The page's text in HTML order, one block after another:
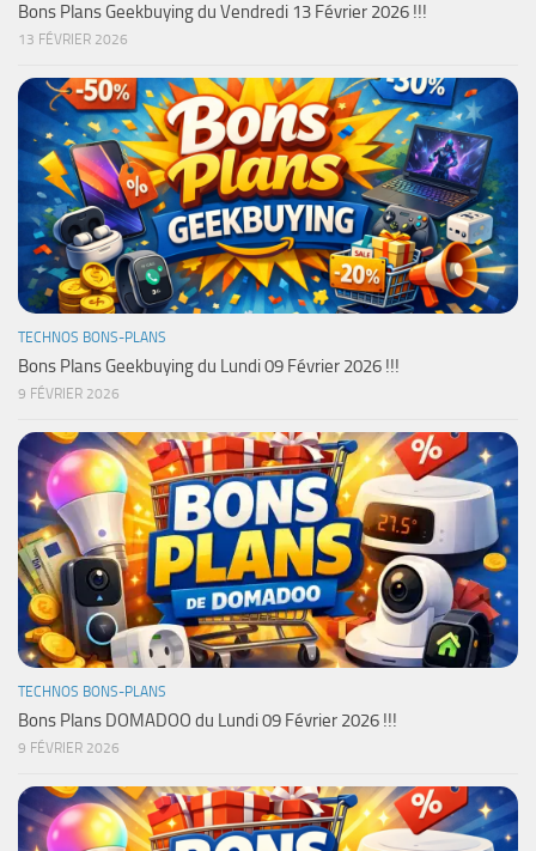
Bons Plans Geekbuying du Vendredi 13 Février 2026 !!!
13 FÉVRIER 2026
TECHNOS BONS-PLANS
Bons Plans Geekbuying du Lundi 09 Février 2026 !!!
9 FÉVRIER 2026
TECHNOS BONS-PLANS
Bons Plans DOMADOO du Lundi 09 Février 2026 !!!
9 FÉVRIER 2026